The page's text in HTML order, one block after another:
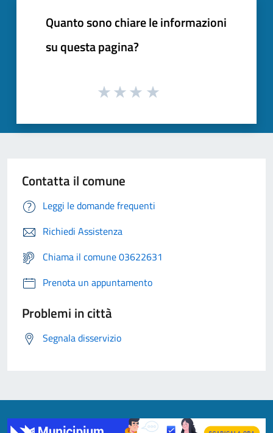
Quanto sono chiare le informazioni
su questa pagina?
Contatta il comune
Leggi le domande frequenti
Richiedi Assistenza
Chiama il comune 03622631
Prenota un appuntamento
Problemi in città
Segnala disservizio